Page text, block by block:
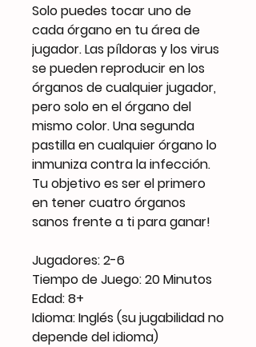
Solo puedes tocar uno de
cada órgano en tu área de
jugador. Las píldoras y los virus
se pueden reproducir en los
órganos de cualquier jugador,
pero solo en el órgano del
mismo color. Una segunda
pastilla en cualquier órgano lo
inmuniza contra la infección.
Tu objetivo es ser el primero
en tener cuatro órganos
sanos frente a ti para ganar!
Jugadores: 2-6
Tiempo de Juego: 20 Minutos
Edad: 8+
Idioma: Inglés (su jugabilidad no
depende del idioma)